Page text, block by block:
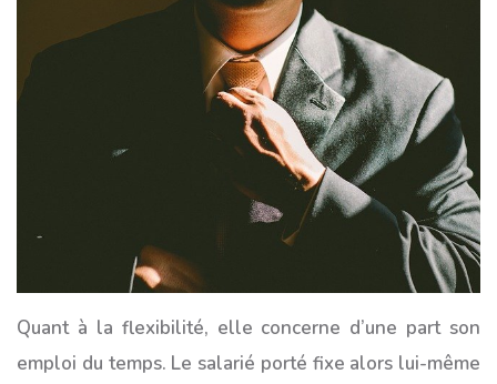
Quant à la flexibilité, elle concerne d’une part son
emploi du temps. Le salarié porté fixe alors lui-même